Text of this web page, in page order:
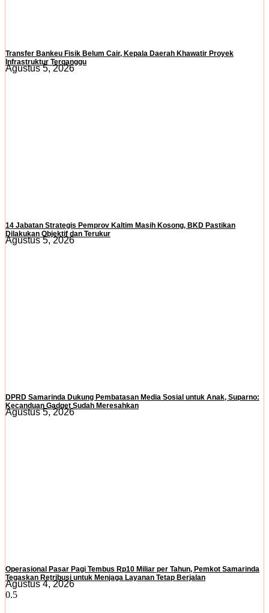
Transfer Bankeu Fisik Belum Cair, Kepala Daerah Khawatir Proyek
Infrastruktur Terganggu
Agustus 5, 2026
14 Jabatan Strategis Pemprov Kaltim Masih Kosong, BKD Pastikan
Dilakukan Objektif dan Terukur
Agustus 5, 2026
DPRD Samarinda Dukung Pembatasan Media Sosial untuk Anak, Suparno:
Kecanduan Gadget Sudah Meresahkan
Agustus 5, 2026
Operasional Pasar Pagi Tembus Rp10 Miliar per Tahun, Pemkot Samarinda
Tegaskan Retribusi untuk Menjaga Layanan Tetap Berjalan
Agustus 4, 2026